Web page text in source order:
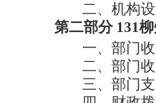
二、 机构
第二部分 131
一、 部门
二、 部门
三、 部门